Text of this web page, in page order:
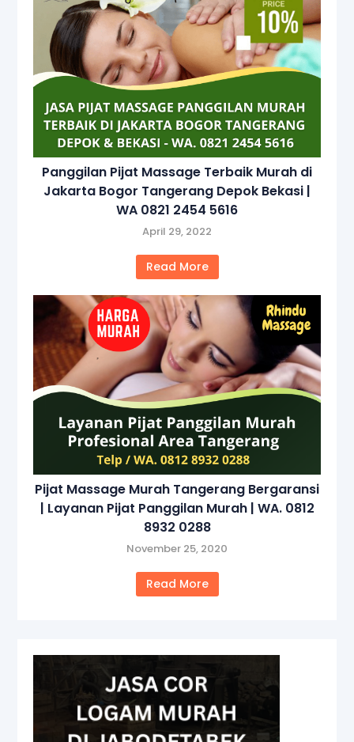
Panggilan Pijat Massage Terbaik Murah di
Jakarta Bogor Tangerang Depok Bekasi |
WA 0821 2454 5616
April 29, 2022
Read More
Pijat Massage Murah Tangerang Bergaransi
| Layanan Pijat Panggilan Murah | WA. 0812
8932 0288
November 25, 2020
Read More